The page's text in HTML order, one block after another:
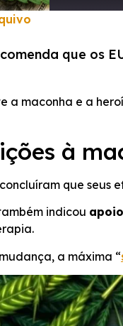
que os
a maconha e a
à
que seus
indicou
a máxima “